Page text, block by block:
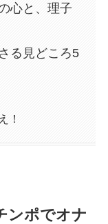
心と、理子
る見どころ5
！
ンポでオナ